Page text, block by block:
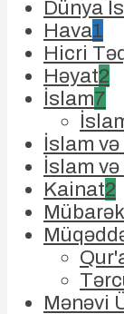
Dünya
Hava1
Hicri
Həyat2
İslam7
İslam
İslam və
Kainat2
Mənəvi